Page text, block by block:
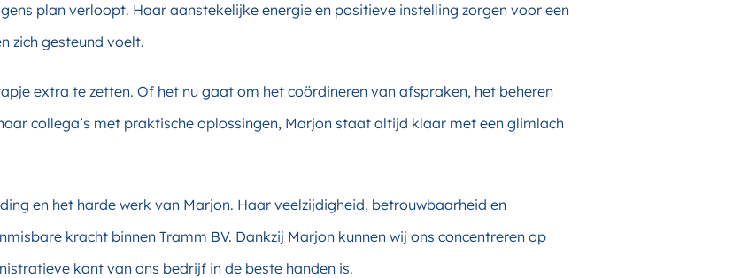
plan verloopt. Haar aanstekelijke energie en positieve instelling zorgen voor een
zich gesteund voelt.
extra te zetten. Of het nu gaat om het coördineren van afspraken, het beheren
collega’s met praktische oplossingen, Marjon staat altijd klaar met een glimlach
en het harde werk van Marjon. Haar veelzijdigheid, betrouwbaarheid en
kracht binnen Tramm BV. Dankzij Marjon kunnen wij ons concentreren op
kant van ons bedrijf in de beste handen is.